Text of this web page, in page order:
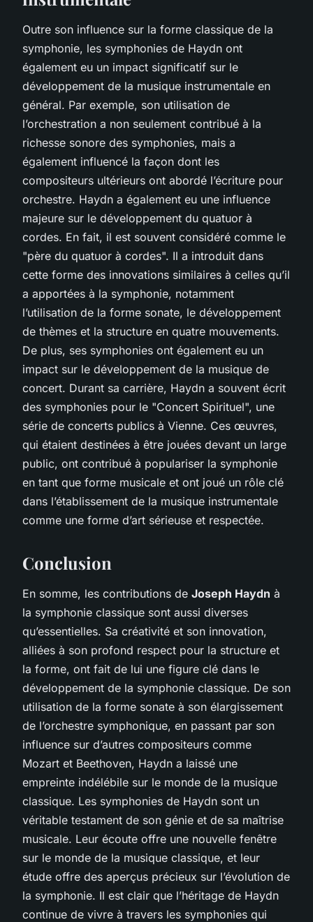
Outre son influence sur la forme classique de la
symphonie, les symphonies de Haydn ont
également eu un impact significatif sur le
développement de la musique instrumentale en
général. Par exemple, son utilisation de
l’orchestration a non seulement contribué à la
richesse sonore des symphonies, mais a
également influencé la façon dont les
compositeurs ultérieurs ont abordé l’écriture pour
orchestre. Haydn a également eu une influence
majeure sur le développement du quatuor à
cordes. En fait, il est souvent considéré comme le
"père du quatuor à cordes". Il a introduit dans
cette forme des innovations similaires à celles qu’il
a apportées à la symphonie, notamment
l’utilisation de la forme sonate, le développement
de thèmes et la structure en quatre mouvements.
De plus, ses symphonies ont également eu un
impact sur le développement de la musique de
concert. Durant sa carrière, Haydn a souvent écrit
des symphonies pour le "Concert Spirituel", une
série de concerts publics à Vienne. Ces œuvres,
qui étaient destinées à être jouées devant un large
public, ont contribué à populariser la symphonie
en tant que forme musicale et ont joué un rôle clé
dans l’établissement de la musique instrumentale
comme une forme d’art sérieuse et respectée.
Conclusion
En somme, les contributions de Joseph Haydn à
la symphonie classique sont aussi diverses
qu’essentielles. Sa créativité et son innovation,
alliées à son profond respect pour la structure et
la forme, ont fait de lui une figure clé dans le
développement de la symphonie classique. De son
utilisation de la forme sonate à son élargissement
de l’orchestre symphonique, en passant par son
influence sur d’autres compositeurs comme
Mozart et Beethoven, Haydn a laissé une
empreinte indélébile sur le monde de la musique
classique. Les symphonies de Haydn sont un
véritable testament de son génie et de sa maîtrise
musicale. Leur écoute offre une nouvelle fenêtre
sur le monde de la musique classique, et leur
étude offre des aperçus précieux sur l’évolution de
la symphonie. Il est clair que l’héritage de Haydn
continue de vivre à travers les symphonies qui